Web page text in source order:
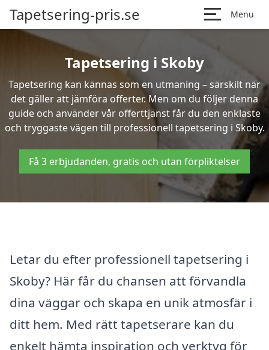
Tapetsering-pris.se Menu
Tapetsering i Skoby
Tapetsering kan kännas som en utmaning – särskilt när
det gäller att jämföra offerter. Men om du följer denna
guide och använder vår offerttjänst får du den enklaste
och tryggaste vägen till professionell tapetsering i Skoby.
Få 3 erbjudanden, gratis och utan förpliktelser
Letar du efter professionell tapetsering i
Skoby? Här får du chansen att förvandla
dina väggar och skapa en unik atmosfär i
ditt hem. Med rätt tapetserare kan du
enkelt hämta inspiration och verktyg för